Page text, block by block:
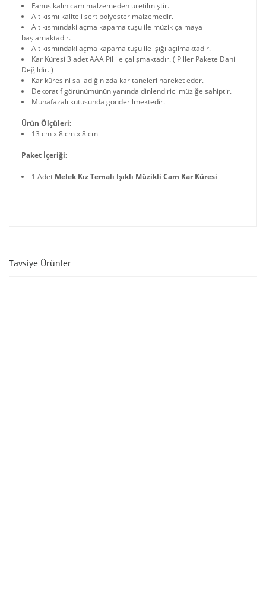
Fanus kalın cam malzemeden üretilmiştir.
Alt kısmı kaliteli sert polyester malzemedir.
Alt kısmındaki açma kapama tuşu ile müzik çalmaya
başlamaktadır.
Alt kısmındaki açma kapama tuşu ile ışığı açılmaktadır.
Kar Küresi 3 adet AAA Pil ile çalışmaktadır. ( Piller Pakete Dahil
Değildir. )
Kar küresini salladığınızda kar taneleri hareket eder.
Dekoratif görünümünün yanında dinlendirici müziğe sahiptir.
Muhafazalı kutusunda gönderilmektedir.
Ürün Ölçüleri:
13 cm x 8 cm x 8 cm
Paket İçeriği:
1 Adet Melek Kız Temalı Işıklı Müzikli Cam Kar Küresi
Tavsiye Ürünler